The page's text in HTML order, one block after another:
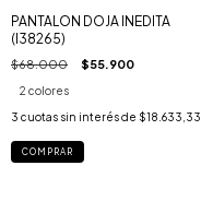
PANTALON DOJA INEDITA
(I38265)
$68.000 $55.900
2 colores
3 cuotas sin interés de $18.633,33
COMPRAR